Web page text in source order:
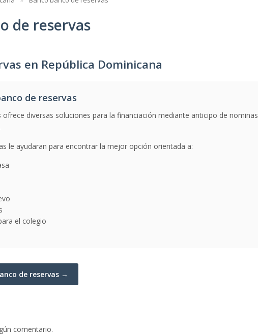
de reservas
en República Dominicana
de reservas
ofrece diversas soluciones para la financiación mediante anticipo de nominas
le ayudaran para encontrar la mejor opción orientada a:
el colegio
de reservas →
comentario.